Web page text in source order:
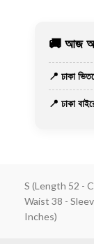
🚚 আজ
📍 ঢাকা
📍 ঢাকা
S (Length 52 -
Waist 38 -
Inches)